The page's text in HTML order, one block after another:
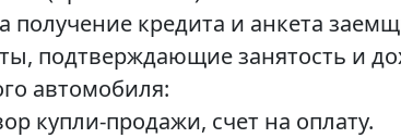
получение кредита и анкета
подтверждающие занятость и
автомобиля:
купли-продажи, счет на оплату.